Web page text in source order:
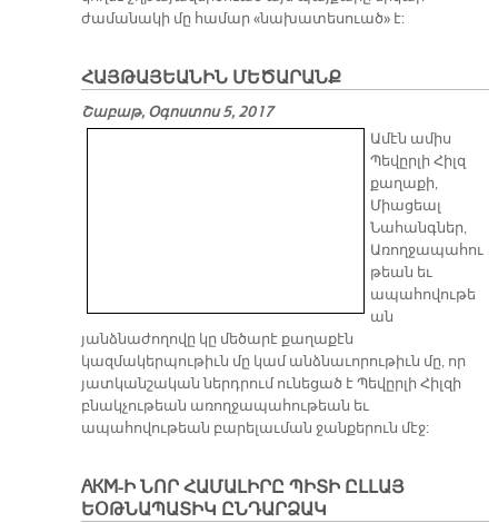
ժամանակի մը համար «նախատեսուած» է:
ՀԱՅ­ԹԱ­ՅԵԱ­ՆԻՆ ՄԵ­ԾԱ­ՐԱՆՔ
Շաբաթ, Օգոստոս 5, 2017
Ամէն ամիս
Պեվըրլի Հիլզ
քաղաքի,
Միացեալ
Նահանգներ,
Առողջապահու
թեան եւ
ապահովութե
ան
յանձնաժողովը կը մեծարէ քաղաքէն
կազմակերպութիւն մը կամ անձնաւորութիւն մը, որ
յատկանշական ներդրում ունեցած է Պեվըրլի Հիլզի
բնակչութեան առողջապահութեան եւ
ապահովութեան բարելաւման ջանքերուն մէջ:
AKM-Ի ՆՈՐ ՀԱՄԱԼԻՐԸ ՊԻՏԻ ԸԼԼԱՅ
ԵՕԹՆԱՊԱՏԻԿ ԸՆԴԱՐՁԱԿ